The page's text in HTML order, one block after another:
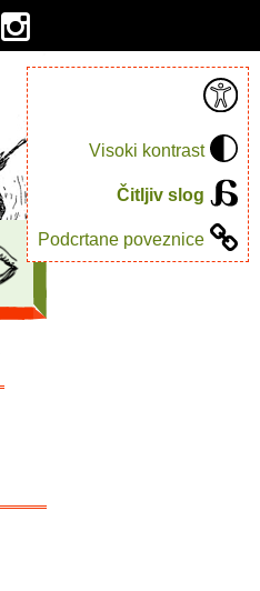
Visoki kontrast
Čitljiv slog
Podcrtane poveznice